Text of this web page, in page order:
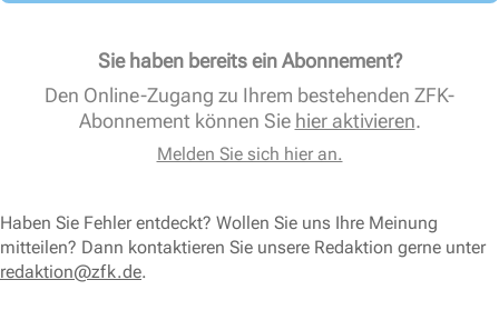
Sie haben bereits ein Abonnement?
Den Online-Zugang zu Ihrem bestehenden ZFK-
Abonnement können Sie hier aktivieren.
Melden Sie sich hier an.
Haben Sie Fehler entdeckt? Wollen Sie uns Ihre Meinung
mitteilen? Dann kontaktieren Sie unsere Redaktion gerne unter
redaktion@zfk.de.